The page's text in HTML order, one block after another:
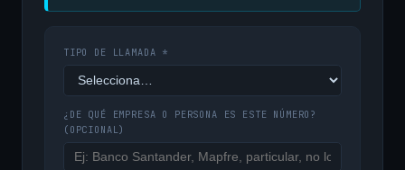
TIPO DE LLAMADA *
¿DE QUÉ EMPRESA O PERSONA ES ESTE NÚMERO?
(OPCIONAL)